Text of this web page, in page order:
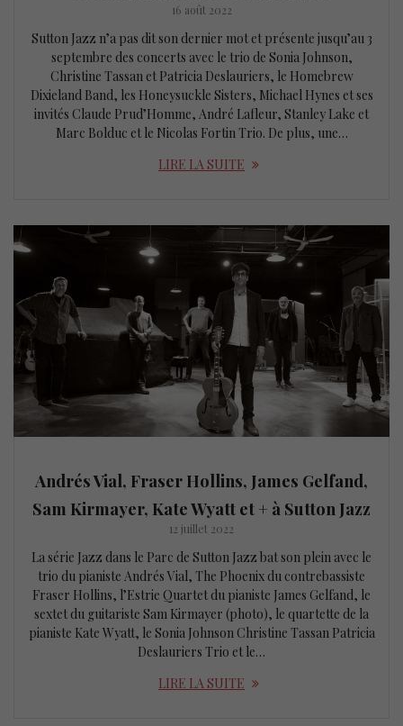
16 août 2022
Sutton Jazz n’a pas dit son dernier mot et présente jusqu’au 3
septembre des concerts avec le trio de Sonia Johnson,
Christine Tassan et Patricia Deslauriers, le Homebrew
Dixieland Band, les Honeysuckle Sisters, Michael Hynes et ses
invités Claude Prud’Homme, André Lafleur, Stanley Lake et
Marc Bolduc et le Nicolas Fortin Trio. De plus, une…
LIRE LA SUITE
Andrés Vial, Fraser Hollins, James Gelfand,
Sam Kirmayer, Kate Wyatt et + à Sutton Jazz
12 juillet 2022
La série Jazz dans le Parc de Sutton Jazz bat son plein avec le
trio du pianiste Andrés Vial, The Phoenix du contrebassiste
Fraser Hollins, l’Estrie Quartet du pianiste James Gelfand, le
sextet du guitariste Sam Kirmayer (photo), le quartette de la
pianiste Kate Wyatt, le Sonia Johnson Christine Tassan Patricia
Deslauriers Trio et le…
LIRE LA SUITE